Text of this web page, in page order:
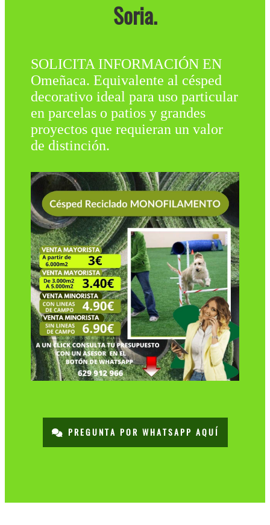
Soria.
SOLICITA INFORMACIÓN EN
Omeñaca. Equivalente al césped
decorativo ideal para uso particular
en parcelas o patios y grandes
proyectos que requieran un valor
de distinción.
PREGUNTA POR WHATSAPP AQUÍ